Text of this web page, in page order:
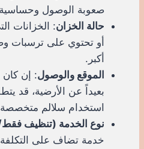
صعوبة الوصول وحساسية
حالة الخزان: الخزانات
أو تحتوي على ترسبات
أكبر.
الموقع والوصول: إن كان
بعيداً عن الأرضية، قد
استخدام سلالم
نوع الخدمة (تنظيف
خدمة تضاف على التكلفة